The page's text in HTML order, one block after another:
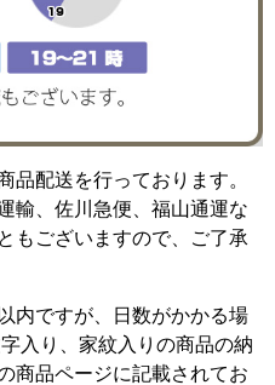
品配送を行っております。
輸、佐川急便、福山通運な
もございますので、ご了承
内ですが、日数がかかる場
入り、家紋入りの商品の納
商品ページに記載されてお